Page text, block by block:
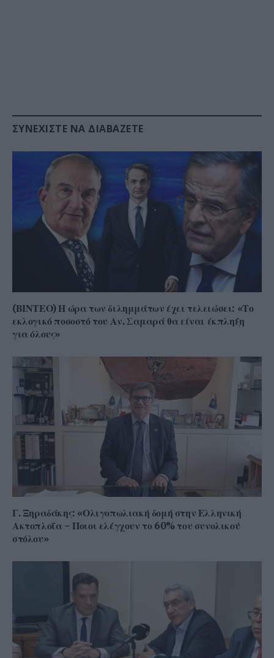
ΣΥΝΕΧΊΣΤΕ ΝΑ ΔΙΑΒΆΖΕΤΕ
(ΒΙΝΤΕΟ) Η ώρα των διλημμάτων έχει τελειώσει: «Το
εκλογικό ποσοστό του Αν. Σαμαρά θα είναι έκπληξη
για όλους»
Γ. Ξηραδάκης: «Ολιγοπωλιακή δομή στην Ελληνική
Ακτοπλοΐα – Ποιοι ελέγχουν το 60% του συνολικού
στόλου»